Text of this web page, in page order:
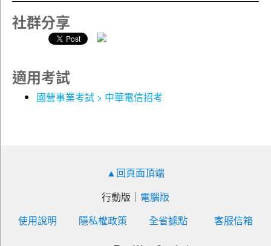
2.兵役：不限
3.性別：不拘
※其他學歷條件請詳閱簡章
開發及產品行銷與專案管理等相關工作。
3.技術類-資訊系統開發及維運：公司相關業務資訊系統程
電、空調設備、發電機、充電機及蓄電池等)維運。
中華電信【專案管理】 （550題大份量試題‧單選複選一次
處理‧計算問答一次破解）
專案管理的知識領域或範疇很廣，因此建議考生除書中
外，因專案管理部份考題涉及計算，故考生宜當對這些
計算公式有所知悉並熟悉，以增強應答能力。
社群分享
適用考試
國營事業考試 > 中華電信招考
▲回頁面頂端
行動版 ｜ 電腦版
使用說明
隱私權政策 全省據點 客服信箱